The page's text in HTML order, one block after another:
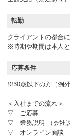
転勤
クライアントの都合
※時期や期間は本人
応募条件
※30歳以下の方（例
＜入社までの流れ＞
▽ ご応募
▽ 業務説明 （会社説
▽ オンライン面